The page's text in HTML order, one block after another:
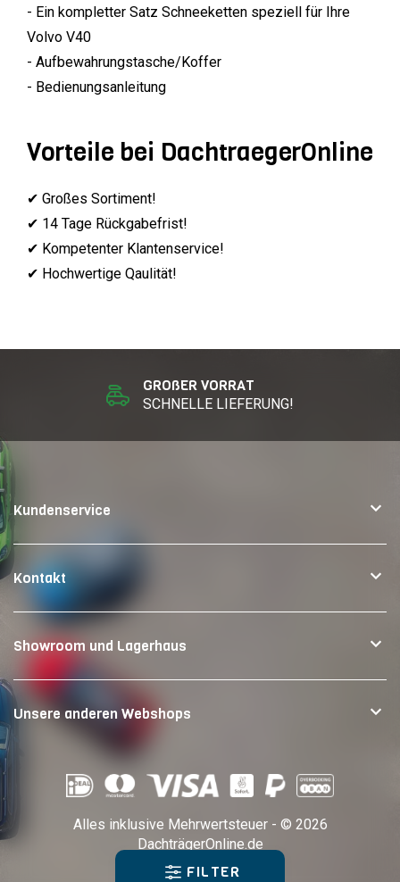
FILTER
- Ein kompletter Satz Schneeketten speziell für Ihre
Volvo V40
- Aufbewahrungstasche/Koffer
- Bedienungsanleitung
Vorteile bei DachtraegerOnline
✔ Großes Sortiment!
✔ 14 Tage Rückgabefrist!
✔ Kompetenter Klantenservice!
✔ Hochwertige Qaulität!
GROßER VORRAT
SCHNELLE LIEFERUNG!
Kundenservice
Kontakt
Showroom und Lagerhaus
Unsere anderen Webshops
Alles inklusive Mehrwertsteuer - © 2026
DachträgerOnline.de